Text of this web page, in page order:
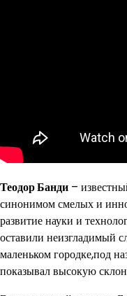
Теодор Банди –
синонимом смелых и
развитие науки и
оставили неизгладимый
маленьком городке,под
показывал высокую